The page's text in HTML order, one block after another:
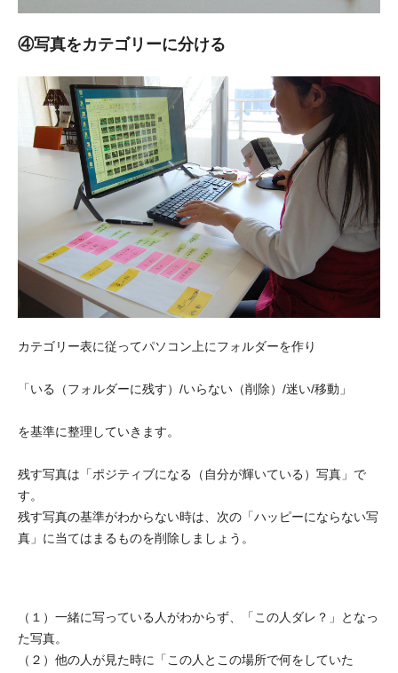
④写真をカテゴリーに分ける
カテゴリー表に従ってパソコン上にフォルダーを作り
「いる（フォルダーに残す）/いらない（削除）/迷い/移動」
を基準に整理していきます。
残す写真は「ポジティブになる（自分が輝いている）写真」で
す。
残す写真の基準がわからない時は、次の「ハッピーにならない写
真」に当てはまるものを削除しましょう。
（ １）一緒に写っている人がわからず、「この人ダレ？」となっ
た写真。
（２）他の人が見た時に「この人とこの場所で何をしていた